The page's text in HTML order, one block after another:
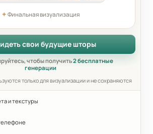
✦Финальная визуализация
свои будущие шторы
чтобы получить2 бесплатные
генерации
только для визуализации и не сохраняются
и текстуры